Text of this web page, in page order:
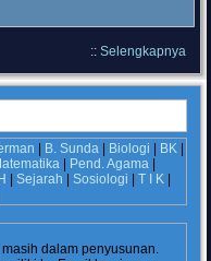
:: Selengkapnya
B. Sunda Biologi BK
Pend. Agama
Sejarah Sosiologi T I K|
dalam penyusunan.